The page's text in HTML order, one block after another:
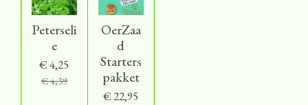
Peterseli
e
€ 4,25
€ 4,39
OerZaa
d
Starters
pakket
€ 22,95